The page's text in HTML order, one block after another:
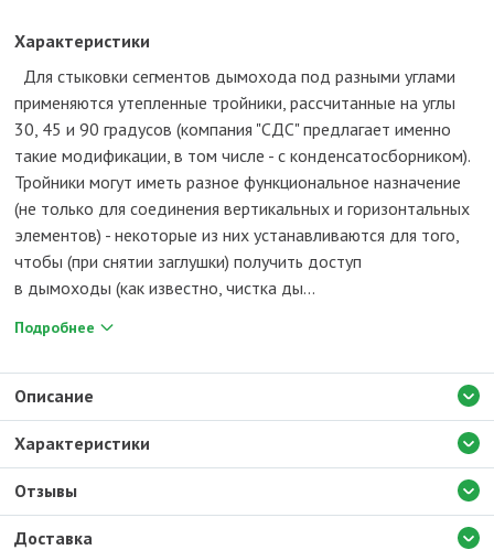
Характеристики
Для стыковки сегментов дымохода под разными углами
применяются утепленные тройники, рассчитанные на углы
30, 45 и 90 градусов (компания "СДС" предлагает именно
такие модификации, в том числе - с конденсатосборником).
Тройники могут иметь разное функциональное назначение
(не только для соединения вертикальных и горизонтальных
элементов) - некоторые из них устанавливаются для того,
чтобы (при снятии заглушки) получить доступ
в дымоходы (как известно, чистка ды...
Подробнее
Доставка
Описание
Характеристики
Отзывы